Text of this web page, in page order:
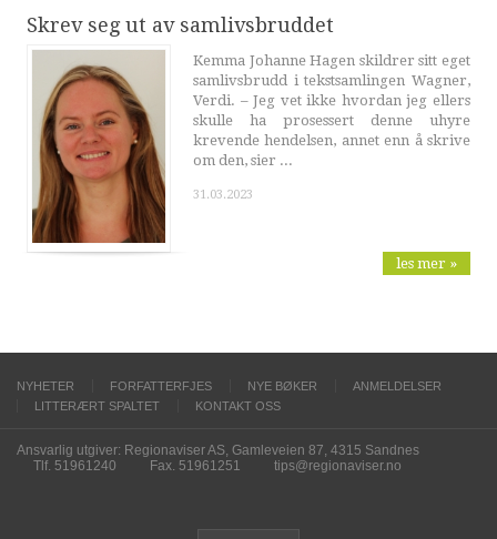
Skrev seg ut av samlivsbruddet
Kemma Johanne Hagen skildrer sitt eget
samlivsbrudd i tekstsamlingen Wagner,
Verdi. – Jeg vet ikke hvordan jeg ellers
skulle ha prosessert denne uhyre
krevende hendelsen, annet enn å skrive
om den, sier ...
31.03.2023
les mer »
NYHETER FORFATTERFJES NYE BØKER
ANMELDELSER
LITTERÆRT SPALTET
KONTAKT OSS
Ansvarlig utgiver: Regionaviser AS, Gamleveien 87, 4315 Sandnes
Tlf. 51961240
Fax. 51961251 tips@regionaviser.no